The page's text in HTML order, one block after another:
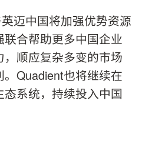
迈中国将加强优势资源
合帮助更多中国企业
顺应复杂多变的市场
Quadient也将继续在
系统，持续投入中国